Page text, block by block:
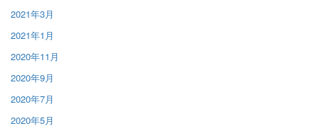
2021年3月
2021年1月
2020年11月
2020年9月
2020年7月
2020年5月